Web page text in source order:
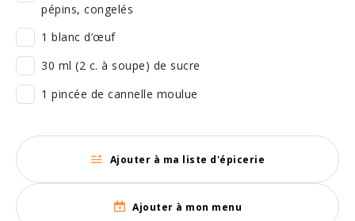
pépins, congelés
1 blanc d’œuf
30 ml (2 c. à soupe) de sucre
1 pincée de cannelle moulue
Ajouter à ma liste d'épicerie
Ajouter à mon menu